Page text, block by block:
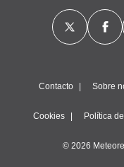
Contacto Sobre
Cookies Política
© 2026